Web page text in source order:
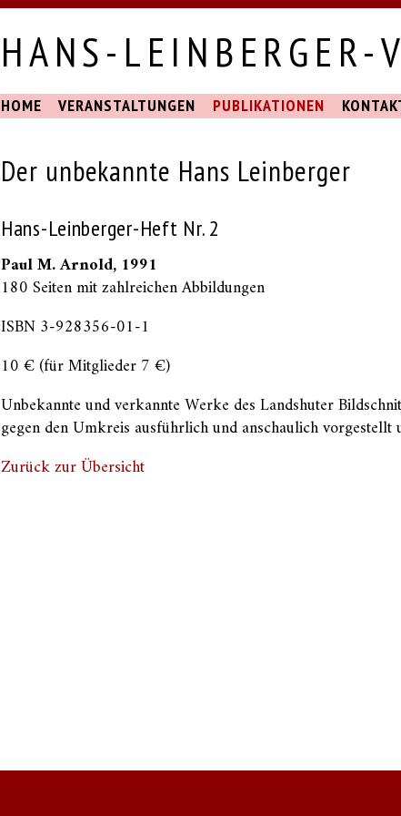
HANS-LEINBERGER-
HOME VERANSTALTUNGEN PUBLIKATIONEN
Der unbekannte Hans Leinberger
Hans-Leinberger-Heft Nr. 2
Paul M. Arnold, 1991
180 Seiten mit zahlreichen Abbildungen
ISBN 3-928356-01-1
10 € (für Mitglieder 7 €)
Unbekannte und verkannte Werke des Landshuter
gegen den Umkreis ausführlich und anschaulich vorgestellt
Zurück zur Übersicht